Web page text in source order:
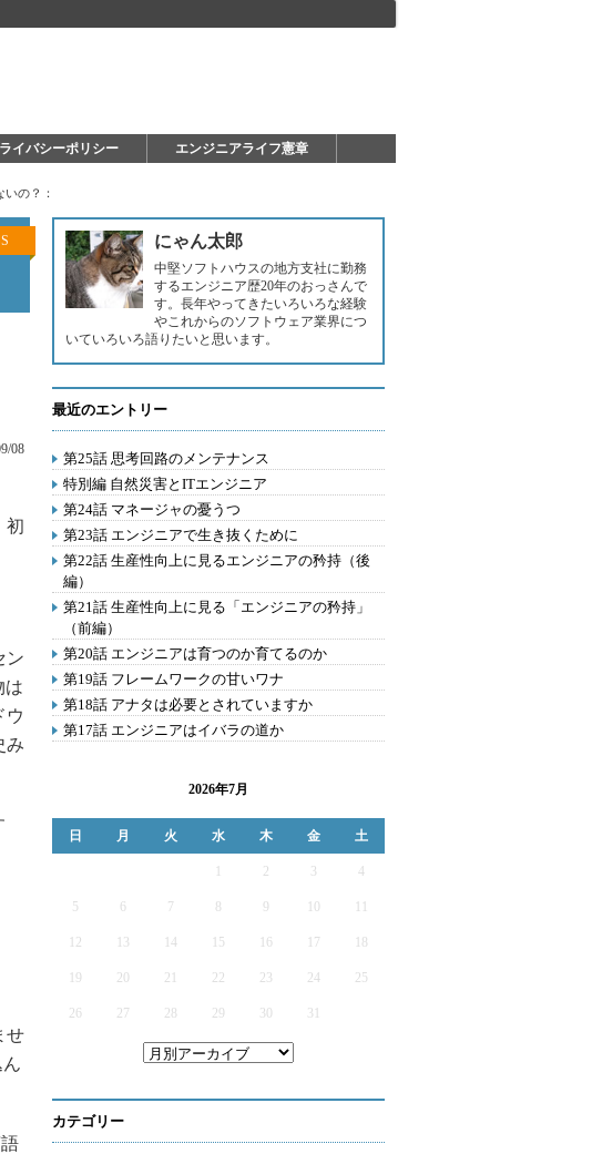
イバシーポリシー エンジニアライフ憲章
の？：
08
初
ン
は
ウ
み
せ
にゃん太郎
中堅ソフトハウスの地方支社に勤務
するエンジニア歴20年のおっさんで
す。長年やってきたいろいろな経験
やこれからのソフトウェア業界につ
いていろいろ語りたいと思います。
最近のエントリー
第25話 思考回路のメンテナンス
特別編 自然災害とITエンジニア
第24話 マネージャの憂うつ
第23話 エンジニアで生き抜くために
第22話 生産性向上に見るエンジニアの矜持（後
編）
第21話 生産性向上に見る「エンジニアの矜持」
（前編）
第20話 エンジニアは育つのか育てるのか
第19話 フレームワークの甘いワナ
第18話 アナタは必要とされていますか
第17話 エンジニアはイバラの道か
2026年7月
日 月 火 水 木 金 土
2 3 4
5 6 7 9
12 13 14 15 16 17
19 20 21 22 23 24 25
26 27 28 29 30 31
カテゴリー